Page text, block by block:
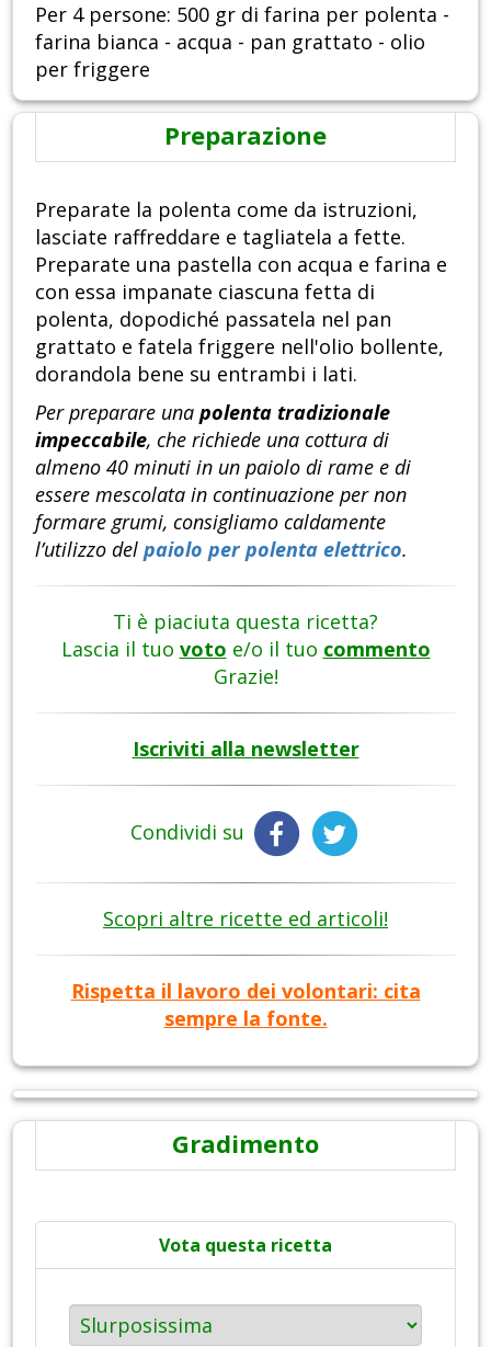
Per 4 persone: 500 gr di farina per polenta -
farina bianca - acqua - pan grattato - olio
per friggere
Preparazione
Preparate la polenta come da istruzioni,
lasciate raffreddare e tagliatela a fette.
Preparate una pastella con acqua e farina e
con essa impanate ciascuna fetta di
polenta, dopodiché passatela nel pan
grattato e fatela friggere nell'olio bollente,
dorandola bene su entrambi i lati.
Per preparare una polenta tradizionale
impeccabile, che richiede una cottura di
almeno 40 minuti in un paiolo di rame e di
essere mescolata in continuazione per non
formare grumi, consigliamo caldamente
l’utilizzo del paiolo per polenta elettrico.
Ti è piaciuta questa ricetta?
Lascia il tuo voto e/o il tuo commento
Grazie!
Iscriviti alla newsletter
Condividi su
Scopri altre ricette ed articoli!
Rispetta il lavoro dei volontari: cita
sempre la fonte.
Gradimento
Vota questa ricetta